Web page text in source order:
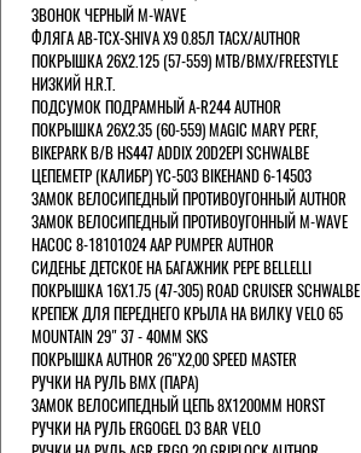
ЗВОНОК ЧЕРНЫЙ M-WAVE
ФЛЯГА AB-TCX-SHIVA X9 0.85Л TACX/AUTHOR
ПОКРЫШКА 26X2.125 (57-559) MTB/BMX/FREESTYLE
НИЗКИЙ H.R.T.
ПОДСУМОК ПОДРАМНЫЙ A-R244 AUTHOR
ПОКРЫШКА 26X2.35 (60-559) MAGIC MARY PERF,
BIKEPARK B/B HS447 ADDIX 20D2EPI SCHWALBE
ЦЕПЕМЕТР (КАЛИБР) YC-503 BIKEHAND 6-14503
ЗАМОК ВЕЛОСИПЕДНЫЙ ПРОТИВОУГОННЫЙ AUTHOR
ЗАМОК ВЕЛОСИПЕДНЫЙ ПРОТИВОУГОННЫЙ M-WAVE
НАСОС 8-18101024 AAP PUMPER AUTHOR
СИДЕНЬЕ ДЕТСКОЕ НА БАГАЖНИК PEPE BELLELLI
ПОКРЫШКА 16X1.75 (47-305) ROAD CRUISER SCHWALBE
КРЕПЕЖ ДЛЯ ПЕРЕДНЕГО КРЫЛА НА ВИЛКУ VELO 65
MOUNTAIN 29" 37 - 40ММ SKS
ПОКРЫШКА AUTHOR 26"Х2,00 SPEED MASTER
РУЧКИ НА РУЛЬ BMX (ПАРА)
ЗАМОК ВЕЛОCИПЕДНЫЙ ЦЕПЬ 8Х1200ММ HORST
РУЧКИ НА РУЛЬ ERGOGEL D3 BAR VELO